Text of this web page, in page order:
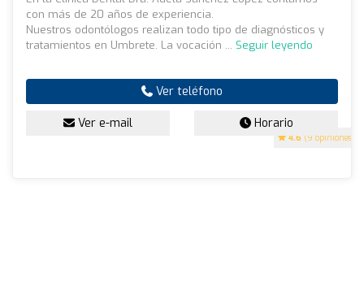
4.6 (9 opiniones)
con más de 20 años de experiencia.
Nuestros odontólogos realizan todo tipo de diagnósticos y
tratamientos en Umbrete. La vocación ... Seguir leyendo
Ver teléfono
Ver e-mail Horario